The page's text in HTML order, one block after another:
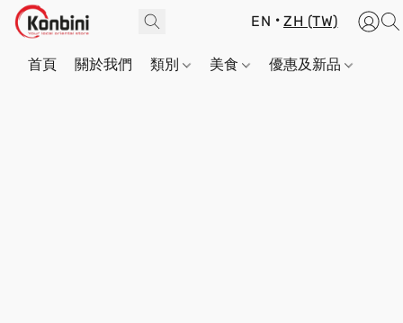
EN ZH (TW)
首頁 關於我們 類別 美食 優惠及新品